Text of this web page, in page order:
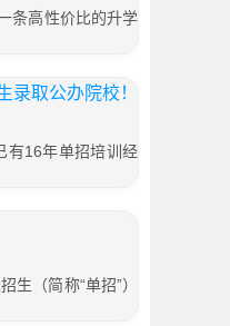
条高性价比的升学
取公办院校！
有16年单招培训经
（简称“单招”）